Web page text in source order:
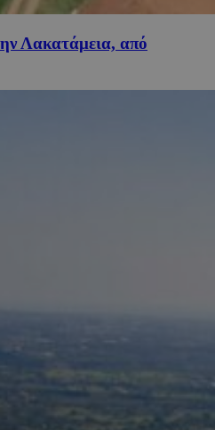
Λακατάμεια, από